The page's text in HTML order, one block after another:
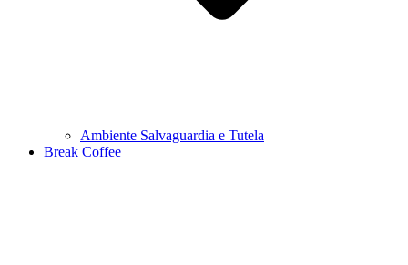
Ambiente Salvaguardia e Tutela
Break Coffee